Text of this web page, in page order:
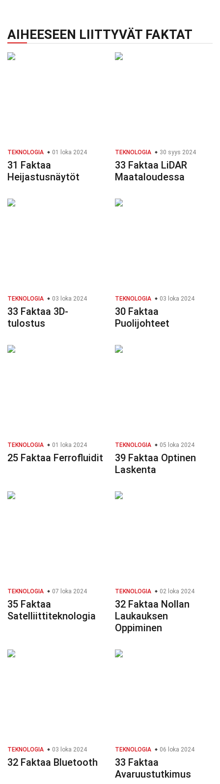
AIHEESEEN LIITTYVÄT FAKTAT
TEKNOLOGIA 01 loka 2024
31 Faktaa
Heijastusnäytöt
TEKNOLOGIA 30 syys 2024
33 Faktaa LiDAR
Maataloudessa
TEKNOLOGIA 03 loka 2024
33 Faktaa 3D-
tulostus
TEKNOLOGIA 03 loka 2024
30 Faktaa
Puolijohteet
TEKNOLOGIA 01 loka 2024
25 Faktaa Ferrofluidit
TEKNOLOGIA 05 loka 2024
39 Faktaa Optinen
Laskenta
TEKNOLOGIA 07 loka 2024
35 Faktaa
Satelliittiteknologia
TEKNOLOGIA 02 loka 2024
32 Faktaa Nollan
Laukauksen
Oppiminen
TEKNOLOGIA 03 loka 2024
32 Faktaa Bluetooth
TEKNOLOGIA 06 loka 2024
33 Faktaa
Avaruustutkimus